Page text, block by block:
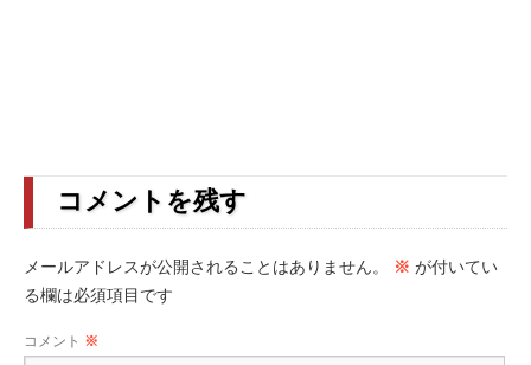
コメントを残す
メールアドレスが公開されることはありません。 ※ が付いてい
る欄は必須項目です
コメント ※